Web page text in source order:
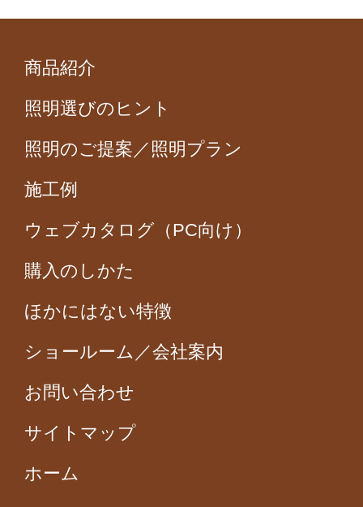
商品紹介
照明選びのヒント
照明のご提案／照明プラン
施工例
ウェブカタログ（PC向け）
購入のしかた
ほかにはない特徴
ショールーム／会社案内
お問い合わせ
サイトマップ
ホーム